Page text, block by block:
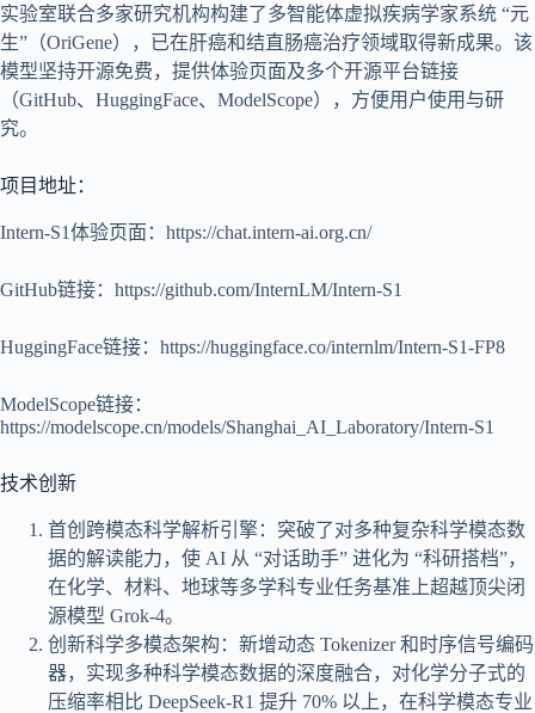
实验室联合多家研究机构构建了多智能体虚拟疾病学家系统 “元
生”（OriGene），已在肝癌和结直肠癌治疗领域取得新成果。该
模型坚持开源免费，提供体验页面及多个开源平台链接
（GitHub、HuggingFace、ModelScope），方便用户使用与研
究。
项目地址：
Intern-S1体验页面：https://chat.intern-ai.org.cn/
GitHub链接：https://github.com/InternLM/Intern-S1
HuggingFace链接：https://huggingface.co/internlm/Intern-S1-FP8
ModelScope链接：
https://modelscope.cn/models/Shanghai_AI_Laboratory/Intern-S1
技术创新
首创跨模态科学解析引擎：突破了对多种复杂科学模态数
据的解读能力，使 AI 从 “对话助手” 进化为 “科研搭档”，
在化学、材料、地球等多学科专业任务基准上超越顶尖闭
源模型 Grok-4。
创新科学多模态架构：新增动态 Tokenizer 和时序信号编码
器，实现多种科学模态数据的深度融合，对化学分子式的
压缩率相比 DeepSeek-R1 提升 70% 以上，在科学模态专业